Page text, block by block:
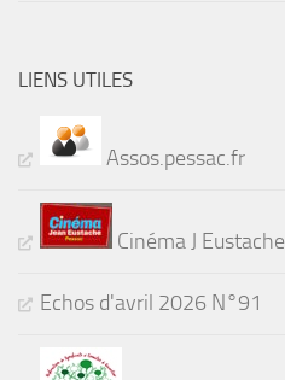
LIENS UTILES
Assos.pessac.fr
Cinéma J Eustache
Echos d'avril 2026 N°91